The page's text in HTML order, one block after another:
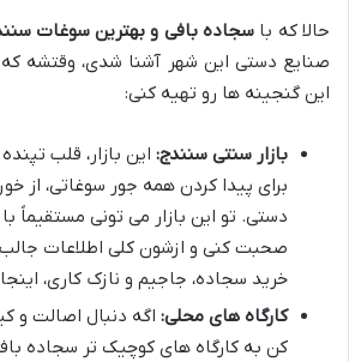
حالا که با سجاده بافی و بهترین سوغات
صنایع دستی این شهر آشنا شدی، وقتشه
این گنجینه ها رو تهیه کنی:
بازار سنتی سنندج: این بازار، قلب
برای پیدا کردن همه جور سوغاتی، از
دستی. تو این بازار می تونی مستقیماً
صحبت کنی و ازشون کلی اطلاعات
خرید سجاده، جاجیم و نازک کاری،
کارگاه های محلی: اگه دنبال اصالت و
کن به کارگاه های کوچیک تر سجاده